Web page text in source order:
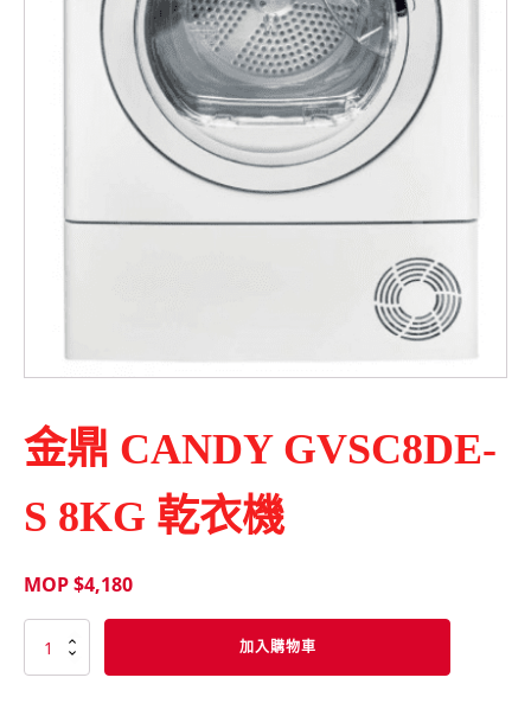
金鼎 CANDY GVSC8DE-
S 8KG 乾衣機
MOP $4,180
加入購物車